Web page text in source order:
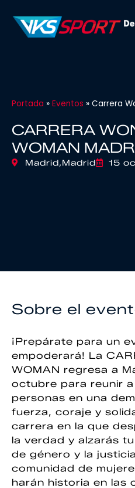
Portada » Eventos » Carrera
CARRERA
WOMAN
Madrid,Madrid 15
Sobre el
¡Prepárate para un
empoderará! La
WOMAN regresa a
octubre para reunir a
personas en una
fuerza, coraje y
carrera en la que
la verdad y alzarás
de género y la
comunidad de
harán historia en las